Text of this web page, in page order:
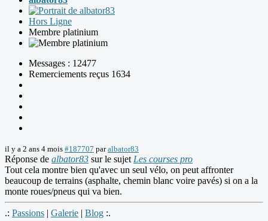
Hors Ligne
Membre platinium
Messages : 12477
Remerciements reçus 1634
il y a 2 ans 4 mois #187707 paralbator83
Réponse de albator83 sur le sujet Les courses pro
Tout cela montre bien qu'avec un seul vélo, on peut affronter
beaucoup de terrains (asphalte, chemin blanc voire pavés) si on a la
monte roues/pneus qui va bien.
.: Passions | Galerie | Blog :.